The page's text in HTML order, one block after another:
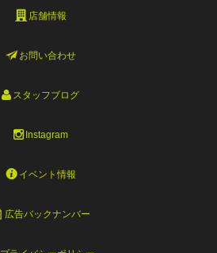
店舗情報
お問い合わせ
スタッフブログ
Instagram
イベント情報
広告バックナンバー